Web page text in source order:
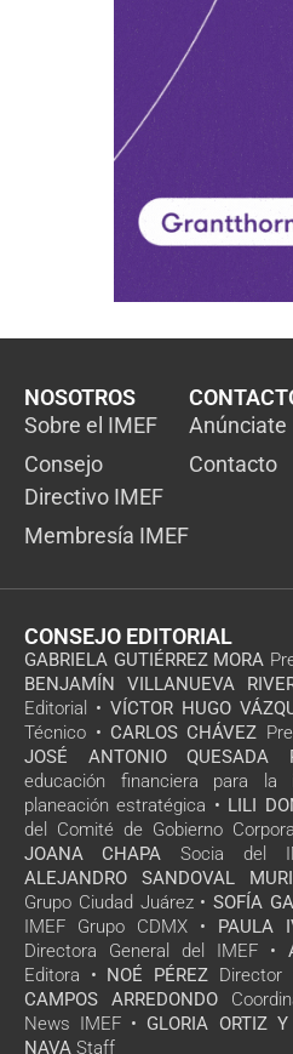
NOSOTROS
Sobre el IMEF
Consejo
Directivo IMEF
Membresía IMEF
Anúnciate
Contacto
CONSEJO EDITORIAL
GABRIELA GUTIÉRREZ MORA
BENJAMÍN VILLANUEVA
Editorial • VÍCTOR HUGO
Técnico • CARLOS CHÁVEZ
JOSÉ ANTONIO QUESADA
educación financiera para la
planeación estratégica • LILI
del Comité de Gobierno
JOANA CHAPA Socia del
ALEJANDRO SANDOVAL
Grupo Ciudad Juárez • SOFÍA
IMEF Grupo CDMX • PAULA
Directora General del IMEF •
Editora • NOÉ PÉREZ Director
CAMPOS ARREDONDO
News IMEF • GLORIA ORTIZ
NAVA Staff